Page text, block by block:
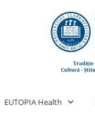
EUTOPIA Health